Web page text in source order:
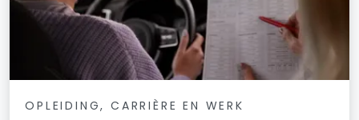
OPLEIDING, CARRIÈRE EN WERK